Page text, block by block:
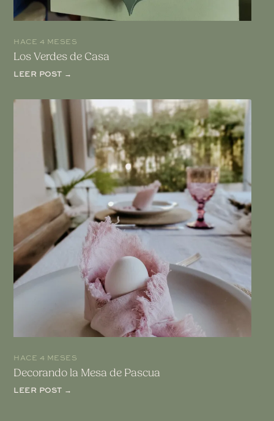
HACE 4 MESES
Los Verdes de Casa
LEER POST →
HACE 4 MESES
Decorando la Mesa de Pascua
LEER POST →